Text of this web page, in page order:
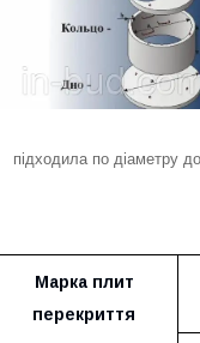
підходила по діаметру
Марка плит
перекриття